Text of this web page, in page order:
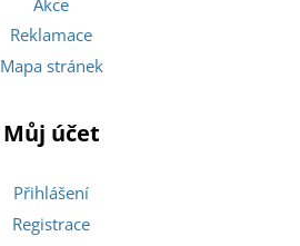
Reklamace
Mapa stránek
Můj účet
Přihlášení
Registrace